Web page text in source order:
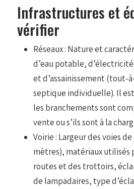
Infrastructures et
vérifier
Réseaux : Nature et
d’eau potable,
et d’assainissement (tout-
septique individuelle). Il
les branchements sont
vente ou s’ils sont à la
Voirie : Largeur des voies
mètres), matériaux utilisés
routes et des trottoirs,
de lampadaires, type